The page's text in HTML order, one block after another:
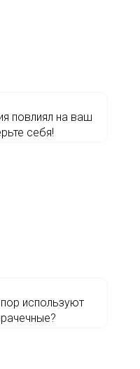
повлиял на ваш
себя!
используют